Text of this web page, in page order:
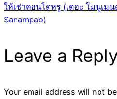
ให้เช่าคอนโดหรู (เดอะ โมนูเม
Sanampao)
Leave a Reply
Your email address will not